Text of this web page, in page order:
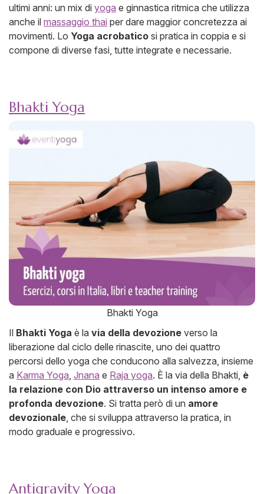
ultimi anni: un mix di yoga e ginnastica ritmica che utilizza
anche il massaggio thai per dare maggior concretezza ai
movimenti. Lo Yoga acrobatico si pratica in coppia e si
compone di diverse fasi, tutte integrate e necessarie.
Bhakti Yoga
Bhakti Yoga
Il Bhakti Yoga è la via della devozione verso la
liberazione dal ciclo delle rinascite, uno dei quattro
percorsi dello yoga che conducono alla salvezza, insieme
a Karma Yoga, Jnana e Raja yoga. È la via della Bhakti, è
la relazione con Dio attraverso un intenso amore e
profonda devozione. Si tratta però di un amore
devozionale, che si sviluppa attraverso la pratica, in
modo graduale e progressivo.
Antigravity Yoga